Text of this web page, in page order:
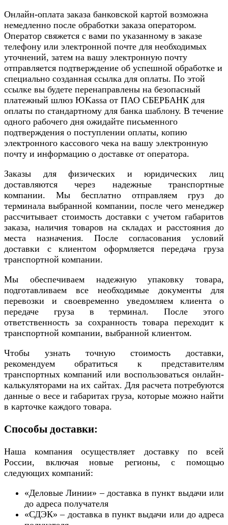
Онлайн-оплата заказа банковской картой возможна
немедленно после обработки заказа оператором.
Оператор свяжется с вами по указанному в заказе
телефону или электронной почте для необходимых
уточнений, затем на вашу электронную почту
отправляется подтверждение об успешной обработке и
специально созданная ссылка для оплаты. По этой
ссылке вы будете перенаправлены на безопасный
платежный шлюз ЮKassa от ПАО СБЕРБАНК для
оплаты по стандартному для банка шаблону. В течение
одного рабочего дня ожидайте письменного
подтверждения о поступлении оплаты, копию
электронного кассового чека на вашу электронную
почту и информацию о доставке от оператора.
Заказы для физических и юридических лиц
доставляются через надежные транспортные
компании. Мы бесплатно отправляем груз до
терминала выбранной компании, после чего менеджер
рассчитывает стоимость доставки с учетом габаритов
заказа, наличия товаров на складах и расстояния до
места назначения. После согласования условий
доставки с клиентом оформляется передача груза
транспортной компании.
Мы обеспечиваем надежную упаковку товара,
подготавливаем все необходимые документы для
перевозки и своевременно уведомляем клиента о
передаче груза в терминал. После этого
ответственность за сохранность товара переходит к
транспортной компании, выбранной клиентом.
Чтобы узнать точную стоимость доставки,
рекомендуем обратиться к представителям
транспортных компаний или воспользоваться онлайн-
калькуляторами на их сайтах. Для расчета потребуются
данные о весе и габаритах груза, которые можно найти
в карточке каждого товара.
Способы доставки:
Наша компания осуществляет доставку по всей
России, включая новые регионы, с помощью
следующих компаний:
«Деловые Линии» – доставка в пункт выдачи или
до адреса получателя
«СДЭК» – доставка в пункт выдачи или до адреса